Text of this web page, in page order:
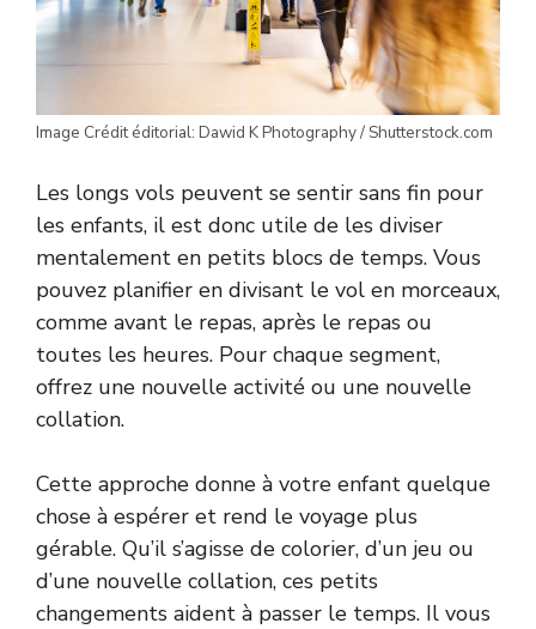
Image Crédit éditorial: Dawid K Photography / Shutterstock.com
Les longs vols peuvent se sentir sans fin pour
les enfants, il est donc utile de les diviser
mentalement en petits blocs de temps. Vous
pouvez planifier en divisant le vol en morceaux,
comme avant le repas, après le repas ou
toutes les heures. Pour chaque segment,
offrez une nouvelle activité ou une nouvelle
collation.
Cette approche donne à votre enfant quelque
chose à espérer et rend le voyage plus
gérable. Qu’il s’agisse de colorier, d’un jeu ou
d’une nouvelle collation, ces petits
changements aident à passer le temps. Il vous